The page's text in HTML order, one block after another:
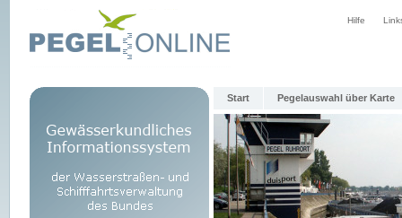
Hilfe
Start Pegelauswahl über Karte